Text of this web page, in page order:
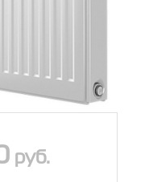
руб.